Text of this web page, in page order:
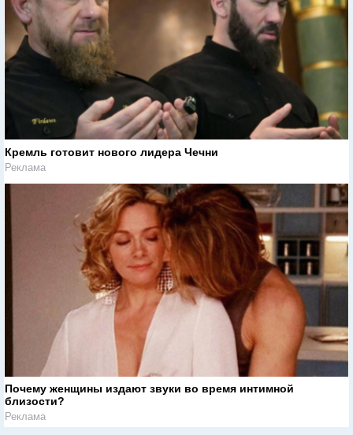
Кремль готовит нового лидера Чечни
Реклама
Почему женщины издают звуки во время интимной
близости?
Реклама